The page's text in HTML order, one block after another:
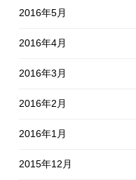
2016年5月
2016年4月
2016年3月
2016年2月
2016年1月
2015年12月